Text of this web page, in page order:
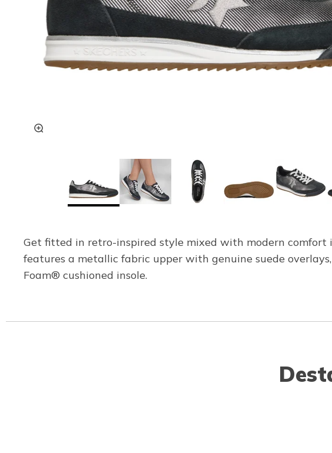
Get fitted in retro-inspired style mixed with modern comfort
features a metallic fabric upper with genuine suede
Foam® cushioned insole.